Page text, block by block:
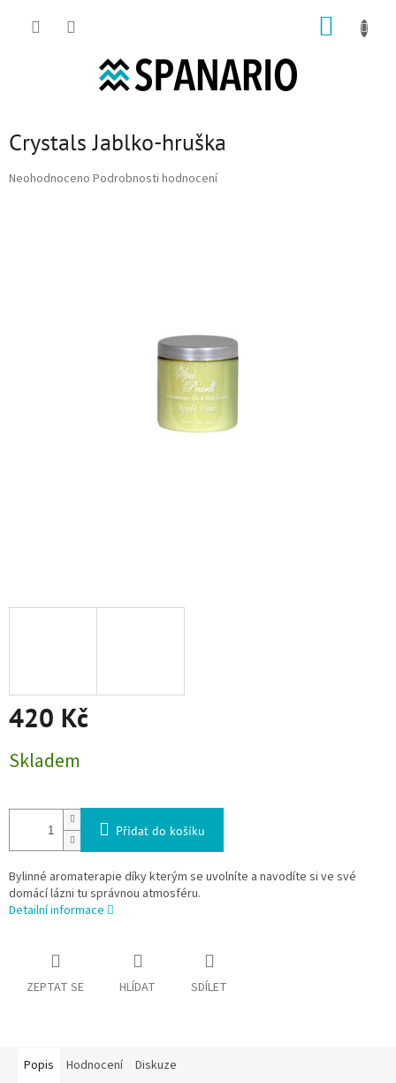
Crystals Jablko-hruška
Průměrné hodnocení produktu je 0,0 z 5 hvězdiček.
Neohodnoceno Podrobnosti hodnocení
420 Kč
Skladem
Přidat do košíku
Bylinné aromaterapie díky kterým se uvolníte a navodíte si ve své
domácí lázni tu správnou atmosféru.
Detailní informace
ZEPTAT SE HLÍDAT SDÍLET
Popis Hodnocení Diskuze